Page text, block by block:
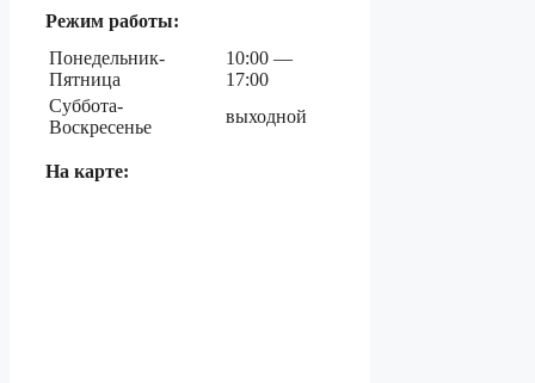
Режим работы:
Понедельник-
Пятница
10:00 —
17:00
Суббота-
Воскресенье
выходной
На карте: